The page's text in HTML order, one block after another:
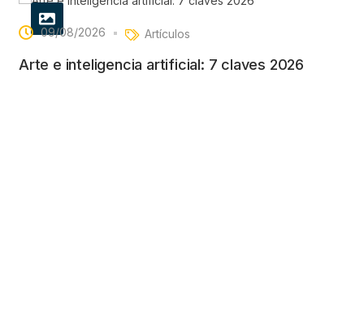
09/08/2026 Artículos
Arte e inteligencia artificial: 7 claves 2026